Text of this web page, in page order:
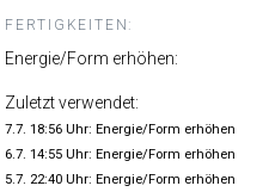
FERTIGKEITEN:
Energie/Form erhöhen:
Zuletzt verwendet:
7.7. 18:56 Uhr: Energie/Form erhöhen
6.7. 14:55 Uhr: Energie/Form erhöhen
5.7. 22:40 Uhr: Energie/Form erhöhen